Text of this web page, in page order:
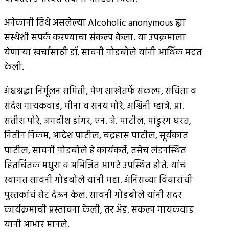
अनेकांनी तिथे असलेल्या Alcoholic anonymous ह्या
संस्थेशी संपर्क करण्याचा संकल्प केला. या उपक्रमाला
येणार्‍या खर्चासाठी डॉ. सावनी गोडबोले यांनी आर्थिक मदत
केली.
अंधश्रद्धा निर्मूलन समिती, पेण शाखेतर्फे संकल्प, संचिता व
संदेश गायकवाड, मीना व सनय मोरे, अश्विनी म्हात्रे, प्रा.
सतीश पोरे, जगदीश डांगर, एन. जे. पाटील, पांडुरंग घरत,
नितीन निकम, आदेश पाटील, चंद्रहास पाटील, सूर्यकांत
पाटील, सावनी गोडबोले हे कार्यकर्ते, तसेच लंडनस्थित
हितचिंतक मधुरा व अभिजित आगटे उपस्थित होते. यांचं
स्वागत सावनी गोडबोले यांनी महा. अंनिसच्या विचारांची
पुस्तकांचं सेट देऊन केलं. सावनी गोडबोले यांनी सदर
कार्यक्रमाची प्रस्तावना केली, तर अ‍ॅड. संकल्प गायकवाड
यांनी आभार मानले.